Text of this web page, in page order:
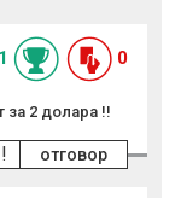
1 0
за 2 долара !!
отговор
!